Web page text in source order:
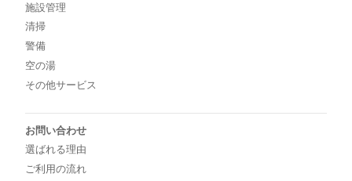
施設管理
清掃
警備
空の湯
その他サービス
お問い合わせ
選ばれる理由
ご利用の流れ